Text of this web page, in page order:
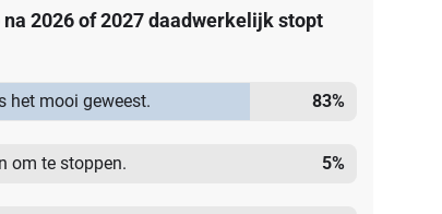
2026 of 2027 daadwerkelijk stopt
het mooi geweest. 83%
om te stoppen. 5%